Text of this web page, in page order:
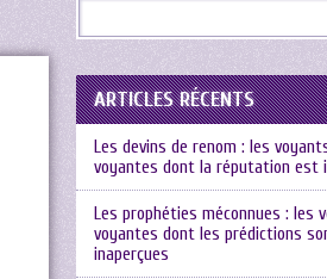
ARTICLES RÉCENTS
Les devins de renom : les
voyantes dont la réputation est
Les prophéties méconnues : les
voyantes dont les prédictions
inaperçues